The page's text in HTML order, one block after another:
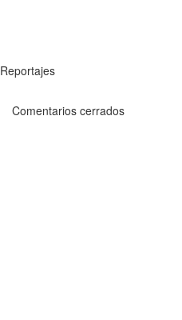
Reportajes
Comentarios cerrados